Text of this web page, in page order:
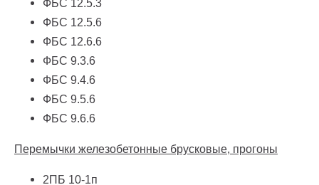
ФБС 12.5.3
ФБС 12.5.6
ФБС 12.6.6
ФБС 9.3.6
ФБС 9.4.6
ФБС 9.5.6
ФБС 9.6.6
Перемычки железобетонные брусковые, прогоны
2ПБ 10-1п